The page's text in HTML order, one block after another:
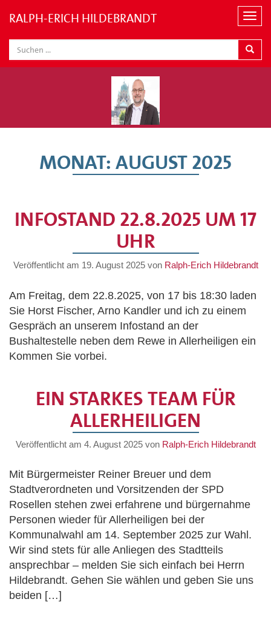
N
v
i
o
RALPH-ERICH HILDEBRANDT
MONAT: AUGUST 2025
INFOSTAND 22.8.2025 UM 17
UHR
Veröffentlicht am 19. August 2025von Ralph-Erich Hildebrandt
Am Freitag, dem 22.8.2025, von 17 bis 18:30 laden
Sie Horst Fischer, Arno Kandler und ich zu einem
Gespräch an unserem Infostand an der
Bushaltestelle neben dem Rewe in Allerheiligen ein
Kommen Sie vorbei.
EIN STARKES TEAM FÜR
ALLERHEILIGEN
Veröffentlicht am 4. August 2025von Ralph-Erich Hildebrandt
Mit Bürgermeister Reiner Breuer und dem
Stadtverordneten und Vorsitzenden der SPD
Rosellen stehen zwei erfahrene und bürgernahme
Personen wieder für Allerheiligen bei der
Kommunalwahl am 14. September 2025 zur Wahl.
Wir sind stets für alle Anliegen des Stadtteils
ansprechbar – melden Sie sich einfach bei Herrn
Hildebrandt. Gehen Sie wählen und geben Sie uns
beiden […]